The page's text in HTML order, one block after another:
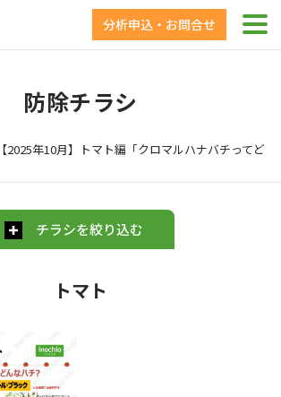
分析申込・お問合せ
防除チラシ
【2025年10月】トマト編「クロマルハナバチってど
チラシを絞り込む
トマト